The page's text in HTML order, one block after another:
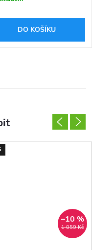
DO KOŠÍKU
1 059 Kč
–10 %